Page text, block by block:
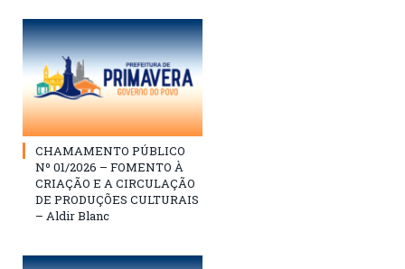
CHAMAMENTO PÚBLICO
Nº 01/2026 – FOMENTO À
CRIAÇÃO E A CIRCULAÇÃO
DE PRODUÇÕES CULTURAIS
– Aldir Blanc